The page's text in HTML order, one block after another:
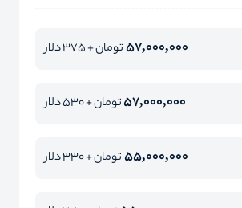
57,000,000تومان + 375 دلار
57,000,000تومان + 530 دلار
55,000,000تومان + 330 دلار